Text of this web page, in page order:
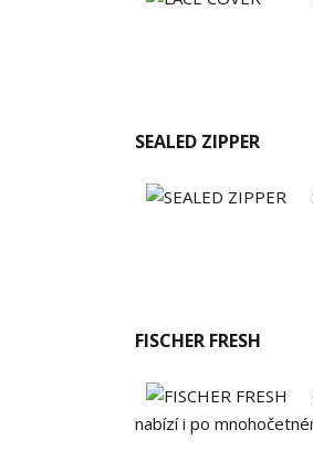
SEALED ZIPPER
FISCHER FRESH
nabízí i po